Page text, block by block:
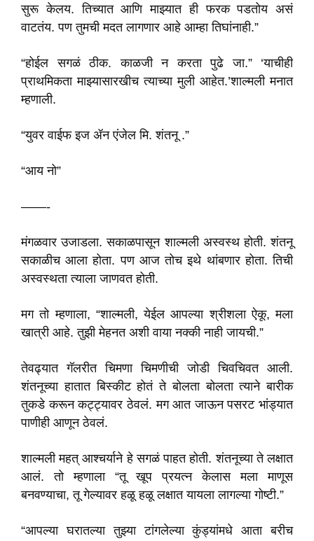
सुरू केलय. तिच्यात आणि माझ्यात ही फरक पडतोय असं
वाटतंय. पण तुमची मदत लागणार आहे आम्हा तिघांनाही.”
“होईल सगळं ठीक. काळजी न करता पुढे जा.” ‘याचीही
प्राथमिकता माझ्यासारखीच त्याच्या मुली आहेत.’शाल्मली मनात
म्हणाली.
“युवर वाईफ इज ॲन एंजेल मि. शंतनू .”
“आय नो”
——-
मंगळवार उजाडला. सकाळपासून शाल्मली अस्वस्थ होती. शंतनू
सकाळीच आला होता. पण आज तोच इथे थांबणार होता. तिची
अस्वस्थता त्याला जाणवत होती.
मग तो म्हणाला, “शाल्मली, येईल आपल्या श्रीशला ऐकू, मला
खात्री आहे. तुझी मेहनत अशी वाया नक्की नाही जायची.”
तेवढ्यात गॅलरीत चिमणा चिमणीची जोडी चिवचिवत आली.
शंतनूच्या हातात बिस्कीट होतं ते बोलता बोलता त्याने बारीक
तुकडे करून कट्ट्यावर ठेवलं. मग आत जाऊन पसरट भांड्यात
पाणीही आणून ठेवलं.
शाल्मली महत् आश्चर्याने हे सगळं पाहत होती. शंतनूच्या ते लक्षात
आलं. तो म्हणाला “तू खूप प्रयत्न केलास मला माणूस
बनवण्याचा, तू गेल्यावर हळू हळू लक्षात यायला लागल्या गोष्टी.”
“आपल्या घरातल्या तुझ्या टांगलेल्या कुंड्यांमधे आता बरीच